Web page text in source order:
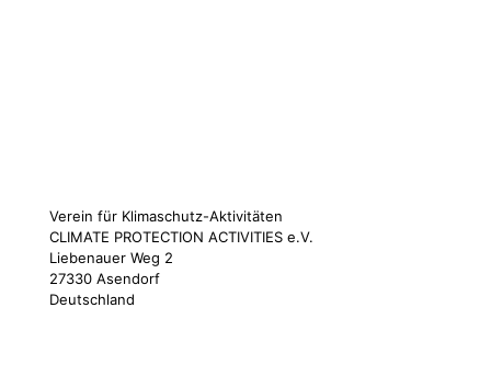
Verein für Klimaschutz-Aktivitäten
CLIMATE PROTECTION ACTIVITIES e.V.
Liebenauer Weg 2
27330 Asendorf
Deutschland